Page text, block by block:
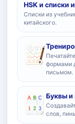
HSK и списки
Списки из
китайского.
формами
письмом.
Буквы
слов,